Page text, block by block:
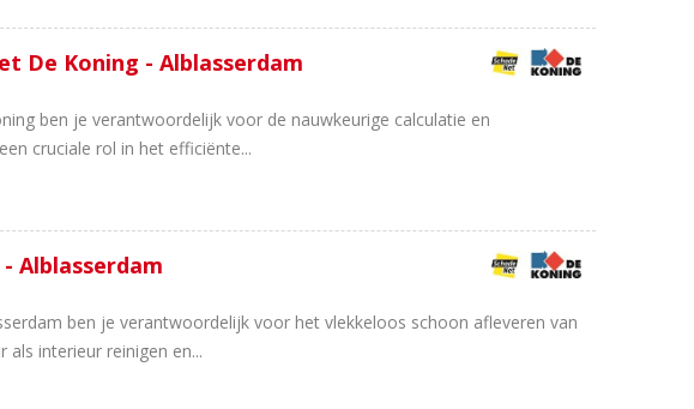
De Koning - Alblasserdam
ben je verantwoordelijk voor de nauwkeurige calculatie en
cruciale rol in het efficiënte...
Alblasserdam
ben je verantwoordelijk voor het vlekkeloos schoon afleveren van
interieur reinigen en...